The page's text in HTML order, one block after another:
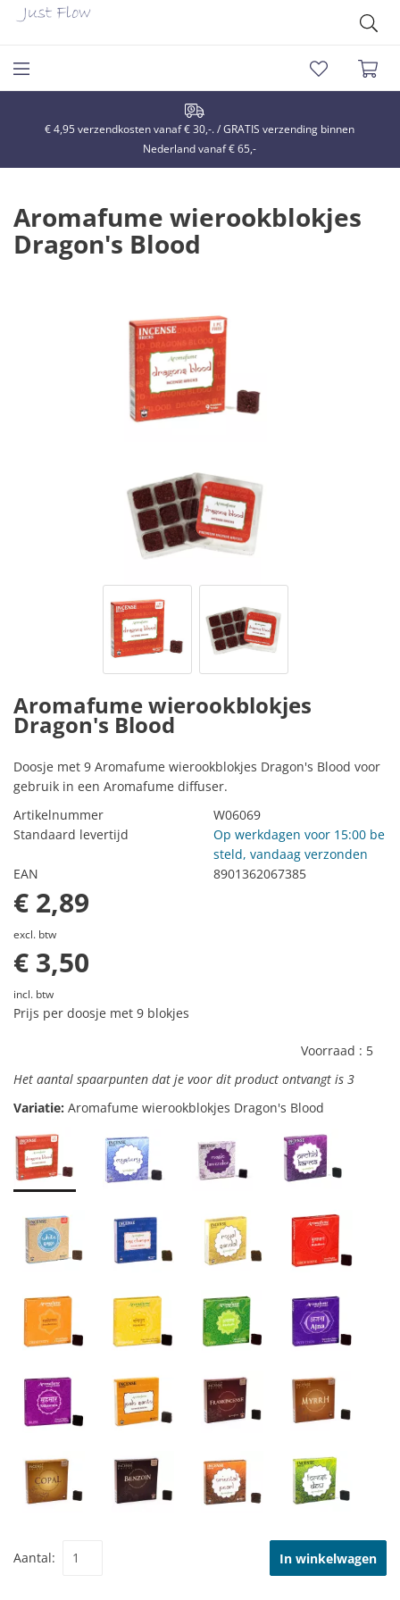
€ 4,95 verzendkosten vanaf € 30,-. / GRATIS verzending binnen
Nederland vanaf € 65,-
Aromafume wierookblokjes
Dragon's Blood
Aromafume wierookblokjes
Dragon's Blood
Doosje met 9 Aromafume wierookblokjes Dragon's Blood voor
gebruik in een Aromafume diffuser.
Artikelnummer
W06069
Standaard levertijd
Op werkdagen voor 15:00 be
steld, vandaag verzonden
EAN
8901362067385
€ 2,89
excl. btw
€ 3,50
incl. btw
Prijs per doosje met 9 blokjes
Voorraad : 5
Het aantal spaarpunten dat je voor dit product ontvangt is 3
Variatie: Aromafume wierookblokjes Dragon's Blood
Aantal: In winkelwagen